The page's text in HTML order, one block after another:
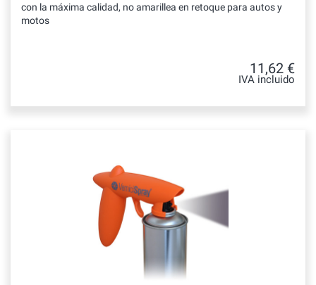
con la máxima calidad, no amarillea en retoque para autos y
motos
11,62 €
IVA incluido